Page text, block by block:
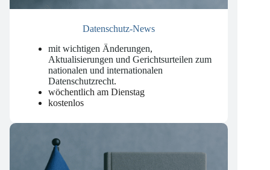
Datenschutz-News
mit wichtigen Änderungen,
Aktualisierungen und Gerichtsurteilen zum
nationalen und internationalen
Datenschutzrecht.
wöchentlich am Dienstag